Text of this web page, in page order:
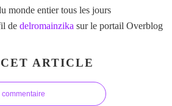
monde entier tous les jours
de delromainzika sur le portail Overblog
ARTICLE